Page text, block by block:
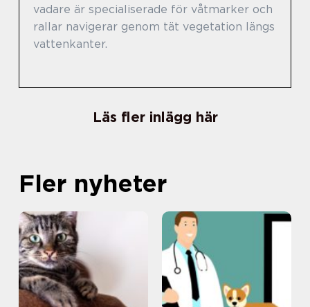
vadare är specialiserade för våtmarker och
rallar navigerar genom tät vegetation längs
vattenkanter.
Läs fler inlägg här
Fler nyheter